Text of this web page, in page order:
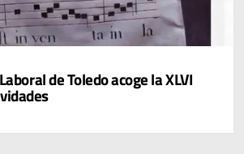
de Toledo acoge la XLVI